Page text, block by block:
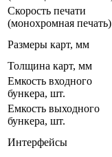
Скорость печати
(монохромная печать)
Размеры карт, мм
Толщина карт, мм
Емкость входного
бункера, шт.
Емкость выходного
бункера, шт.
Интерфейсы